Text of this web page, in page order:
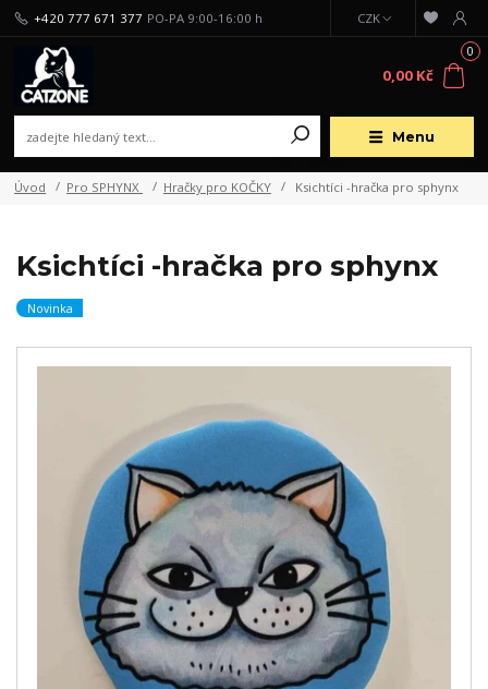
Menu
CZK
+420 777 671 377 PO-PA 9:00-16:00 h
0
0,00 Kč
Úvod Pro SPHYNX Hračky pro KOČKY Ksichtíci -hračka pro sphynx
Ksichtíci -hračka pro sphynx
Novinka